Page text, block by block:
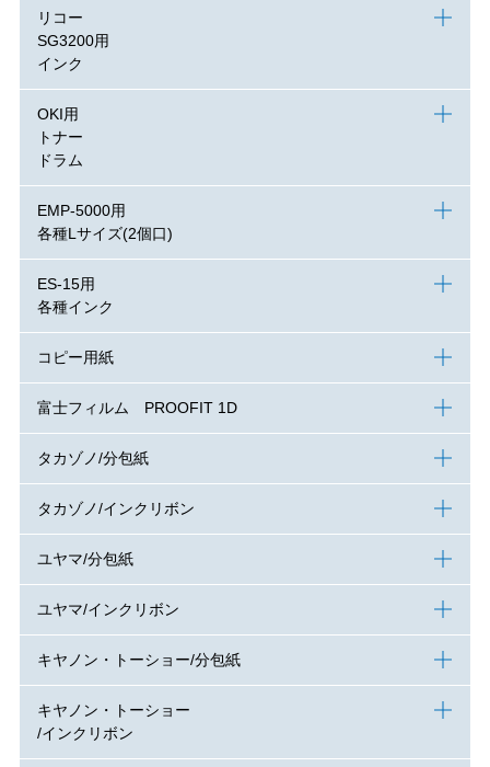
リコー
SG3200用
インク
OKI用
トナー
ドラム
EMP-5000用
各種Lサイズ(2個口)
ES-15用
各種インク
コピー用紙
富士フィルム PROOFIT 1D
タカゾノ/分包紙
タカゾノ/インクリボン
ユヤマ/分包紙
ユヤマ/インクリボン
キヤノン・トーショー/分包紙
キヤノン・トーショー
/インクリボン